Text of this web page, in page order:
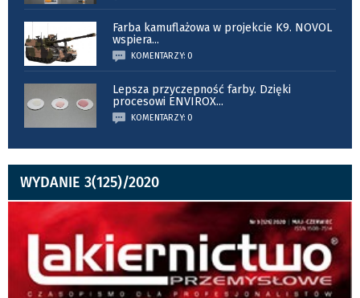
Farba kamuflażowa w projekcie K9. NOVOL
wspiera...
KOMENTARZY: 0
Lepsza przyczepność farby. Dzięki
procesowi ENVIROX...
KOMENTARZY: 0
WYDANIE 3(125)/2020